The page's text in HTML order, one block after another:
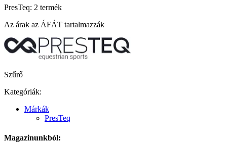
PresTeq: 2 termék
Az árak az ÁFÁT tartalmazzák
Szűrő
Kategóriák:
Márkák
PresTeq
Magazinunkból: